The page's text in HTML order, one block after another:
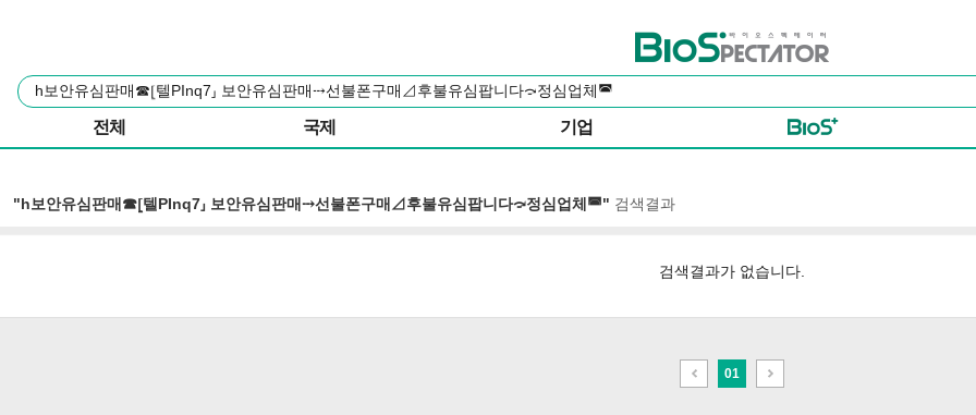
바이오스펙테이터
통
합
색
전체 국제 기업
"h보안유심판매☎⦋텔PInq7⸥ 보안유심판매⤏선불폰구매⊿후불유심팝니다⤼정심업체◚" 검색결과
검색결과가 없습니다.
이
전
01
다
음